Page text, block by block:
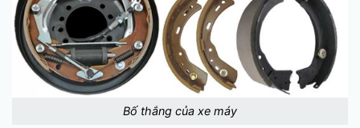
Bố thắng của xe máy